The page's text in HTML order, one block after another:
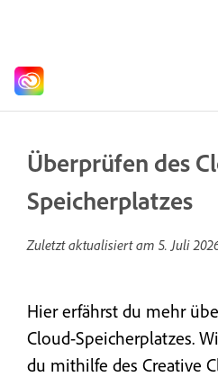
Überprüfen des
Speicherplatzes
Zuletzt aktualisiert am 5. Juli
Hier erfährst du mehr
Cloud-Speicherplatzes.
du mithilfe des Creative